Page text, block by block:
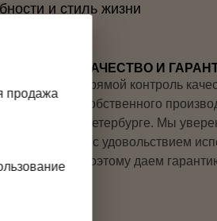
и стиль жизни
КАЧЕСТВО И
прямой контроль
собственного
Петербурге. Мы
и с удовольствием
поэтому даем
продажа